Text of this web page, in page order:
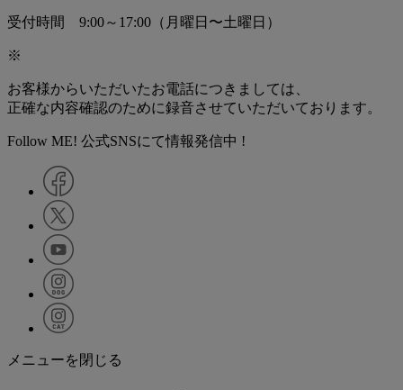
受付時間 9:00～17:00（月曜日〜土曜日）
※
お客様からいただいたお電話につきましては、
正確な内容確認のために録音させていただいております。
Follow ME! 公式SNSにて情報発信中 !
メニューを閉じる